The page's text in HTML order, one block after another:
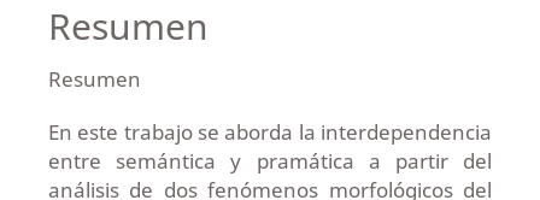
Resumen
Resumen
En este trabajo se aborda la interdependencia
entre semántica y pramática a partir del
análisis de dos fenómenos morfológicos del